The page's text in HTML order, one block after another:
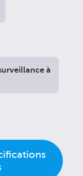
à